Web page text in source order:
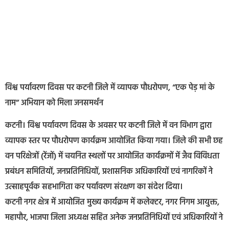
विश्व पर्यावरण दिवस पर कटनी जिले में व्यापक पौधरोपण, “एक पेड़ मां के
नाम” अभियान को मिला जनसमर्थन
कटनी। विश्व पर्यावरण दिवस के अवसर पर कटनी जिले में वन विभाग द्वारा
व्यापक स्तर पर पौधरोपण कार्यक्रम आयोजित किया गया। जिले की सभी छह
वन परिक्षेत्रों (रेंजों) में चयनित स्थलों पर आयोजित कार्यक्रमों में जैव विविधता
प्रबंधन समितियों, जनप्रतिनिधियों, प्रशासनिक अधिकारियों एवं नागरिकों ने
उत्साहपूर्वक सहभागिता कर पर्यावरण संरक्षण का संदेश दिया।
कटनी नगर क्षेत्र में आयोजित मुख्य कार्यक्रम में कलेक्टर, नगर निगम आयुक्त,
महापौर, भाजपा जिला अध्यक्ष सहित अनेक जनप्रतिनिधियों एवं अधिकारियों ने